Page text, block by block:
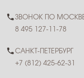
ЗВОНОК ПО
8 495 127-11-78
САНКТ-ПЕТЕРБУРГ
+7 (812) 425-62-31